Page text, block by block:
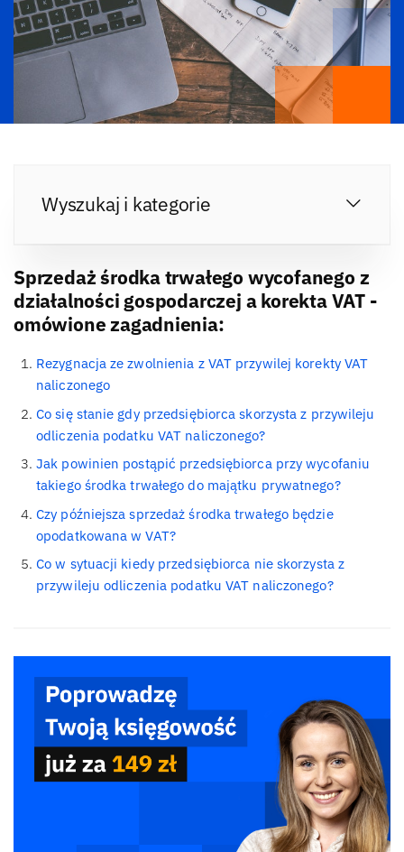
Wyszukaj i kategorie
Sprzedaż środka trwałego wycofanego z
działalności gospodarczej a korekta VAT -
omówione zagadnienia:
Rezygnacja ze zwolnienia z VAT przywilej korekty VAT
naliczonego
Co się stanie gdy przedsiębiorca skorzysta z przywileju
odliczenia podatku VAT naliczonego?
Jak powinien postąpić przedsiębiorca przy wycofaniu
takiego środka trwałego do majątku prywatnego?
Czy późniejsza sprzedaż środka trwałego będzie
opodatkowana w VAT?
Co w sytuacji kiedy przedsiębiorca nie skorzysta z
przywileju odliczenia podatku VAT naliczonego?